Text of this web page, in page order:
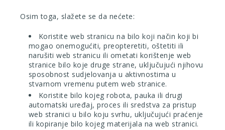
Osim toga, slažete se da nećete:
Koristite web stranicu na bilo koji način koji bi
mogao onemogućiti, preopteretiti, oštetiti ili
narušiti web stranicu ili ometati korištenje web
stranice bilo koje druge strane, uključujući njihovu
sposobnost sudjelovanja u aktivnostima u
stvarnom vremenu putem web stranice.
Koristite bilo kojeg robota, pauka ili drugi
automatski uređaj, proces ili sredstva za pristup
web stranici u bilo koju svrhu, uključujući praćenje
ili kopiranje bilo kojeg materijala na web stranici.